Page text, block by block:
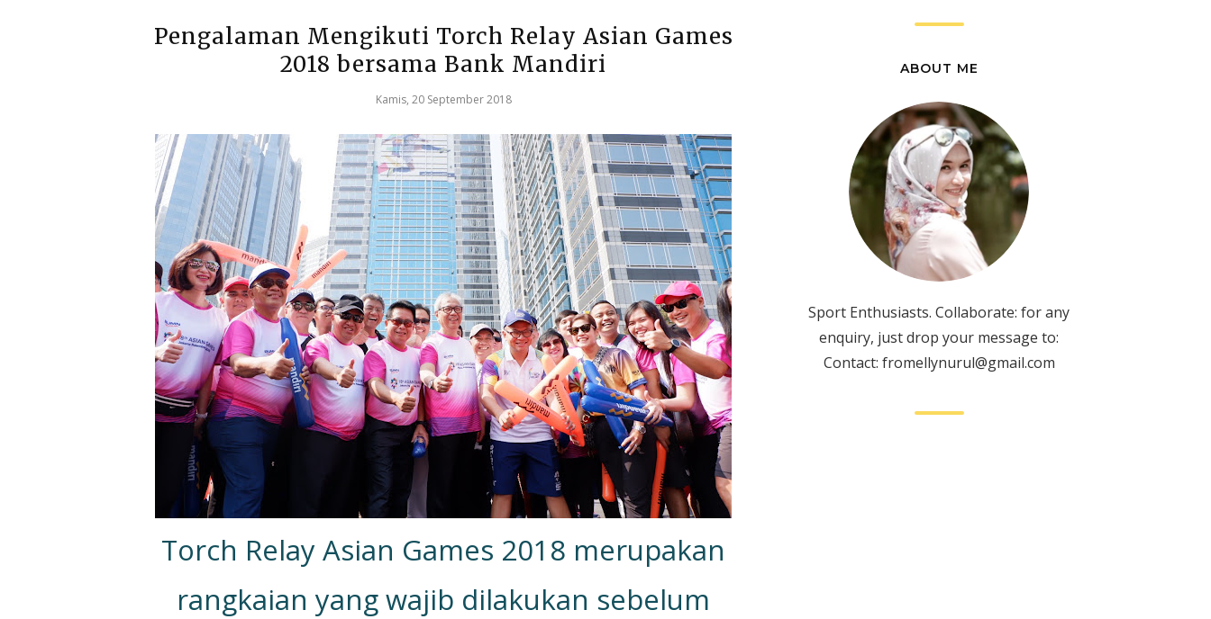
Pengalaman Mengikuti Torch Relay Asian Games
2018 bersama Bank Mandiri
Kamis, 20 September 2018
Torch Relay Asian Games 2018 merupakan
rangkaian yang wajib dilakukan sebelum
ABOUT ME
Sport Enthusiasts. Collaborate: for any
enquiry, just drop your message to:
Contact: fromellynurul@gmail.com